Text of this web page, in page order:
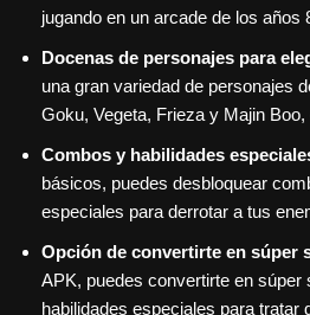
jugando en un arcade de los años
Docenas de personajes para
una gran variedad de personajes
Goku, Vegeta, Frieza y Majin Boo,
Combos y habilidades
básicos, puedes desbloquear
especiales para derrotar a tus
Opción de convertirte en súper
APK, puedes convertirte en súper
habilidades especiales para tratar